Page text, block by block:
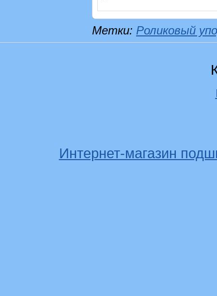
Метки: Роликовый
Интернет-магазин